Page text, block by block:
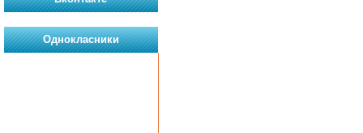
Однокласники